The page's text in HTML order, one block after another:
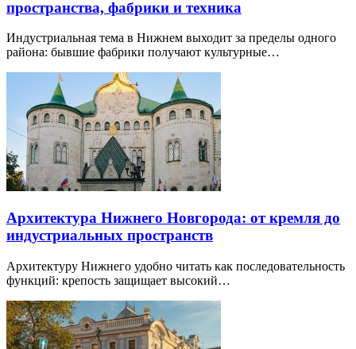
пространства, фабрики и техника
Индустриальная тема в Нижнем выходит за пределы одного
района: бывшие фабрики получают культурные…
Архитектура Нижнего Новгорода: от кремля до
индустриальных пространств
Архитектуру Нижнего удобно читать как последовательность
функций: крепость защищает высокий…